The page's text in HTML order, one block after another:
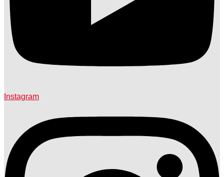
Instagram